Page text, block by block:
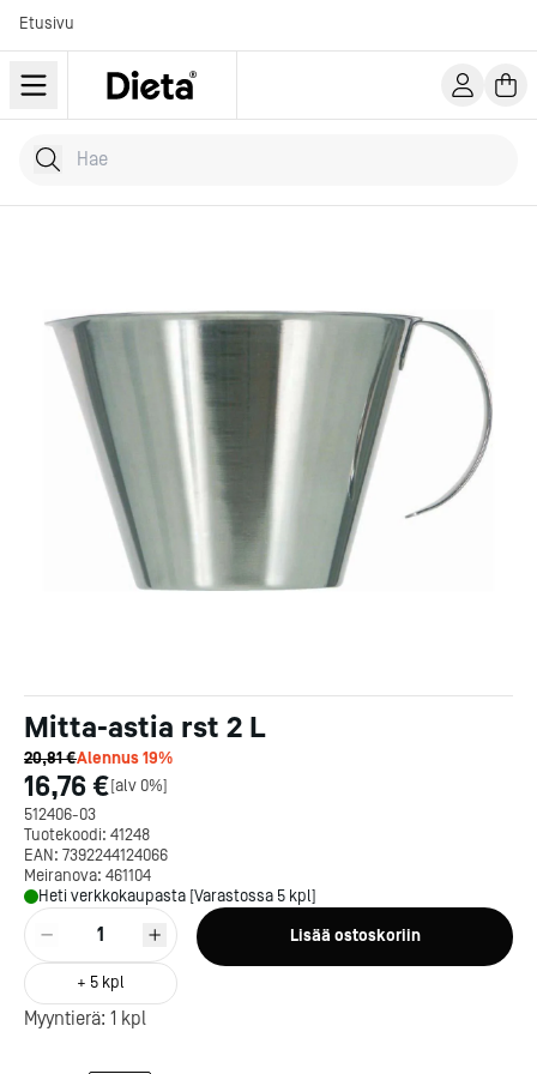
Etusivu
Hae tuotteita
Kirjoita hakusana...
Mitta-astia rst 2 L
20,81 €Alennus19%
16,76 €[alv 0%]
512406-03
Tuotekoodi: 41248
EAN: 7392244124066
Meiranova: 461104
Heti verkkokaupasta [Varastossa 5 kpl]
1
+ 5 kpl
Lisää ostoskoriin
Myyntierä: 1 kpl
Kotipizza on vuonna 1987
perustettu yritys, jolla on yli
300 ravintolaa eri puolella
Suomea. Dieta on tehnyt